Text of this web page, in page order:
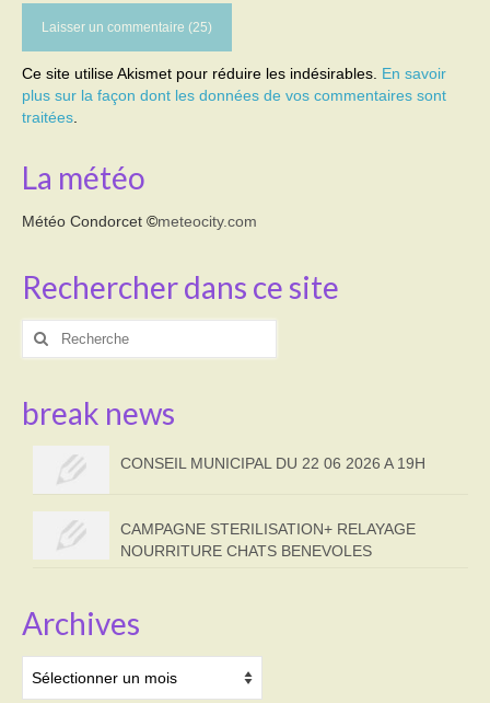
Ce site utilise Akismet pour réduire les indésirables. En savoir
plus sur la façon dont les données de vos commentaires sont
traitées
La météo
Météo Condorcet ©meteocity.com
Rechercher dans ce site
Rechercher
break news
CONSEIL MUNICIPAL DU 22 06 2026 A 19H
CAMPAGNE STERILISATION+ RELAYAGE
NOURRITURE CHATS BENEVOLES
Archives